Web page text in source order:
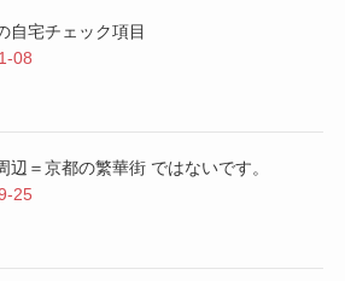
自宅チェック項目
08
辺＝京都の繁華街 ではないです。
25